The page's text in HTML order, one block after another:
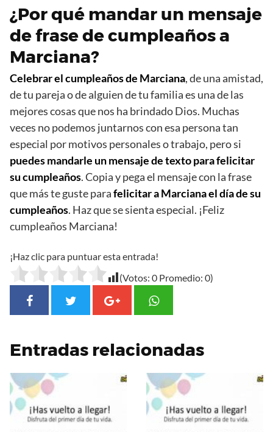
¿Por qué mandar un mensaje
de frase de cumpleaños a
Marciana?
Celebrar el cumpleaños de Marciana, de una amistad,
de tu pareja o de alguien de tu familia es una de las
mejores cosas que nos ha brindado Dios. Muchas
veces no podemos juntarnos con esa persona tan
especial por motivos personales o trabajo, pero si
puedes mandarle un mensaje de texto para felicitar
su cumpleaños. Copia y pega el mensaje con la frase
que más te guste parafelicitar a Marciana el día de su
cumpleaños. Haz que se sienta especial. ¡Feliz
cumpleaños Marciana!
¡Haz clic para puntuar esta entrada!
(Votos: 0 Promedio: 0)
Entradas relacionadas